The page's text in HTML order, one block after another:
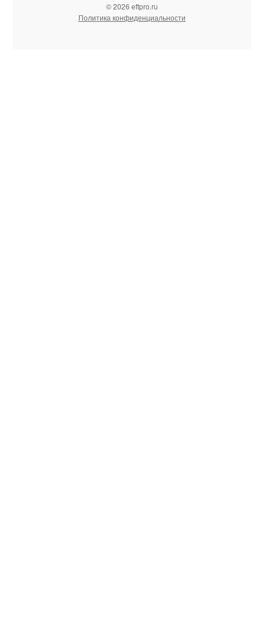
© 2026 eftpro.ru
Политика конфиденциальности